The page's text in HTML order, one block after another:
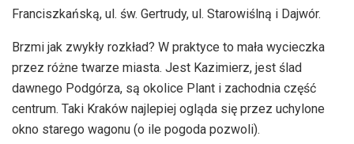
Franciszkańską, ul. św. Gertrudy, ul. Starowiślną i Dajwór.
Brzmi jak zwykły rozkład? W praktyce to mała wycieczka
przez różne twarze miasta. Jest Kazimierz, jest ślad
dawnego Podgórza, są okolice Plant i zachodnia część
centrum. Taki Kraków najlepiej ogląda się przez uchylone
okno starego wagonu (o ile pogoda pozwoli).